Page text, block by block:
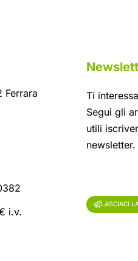
Ferrara
i.v.
Ti
Segui gli
utili
newsletter.
LASCIACI